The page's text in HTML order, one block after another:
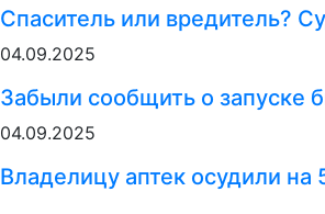
Спаситель или вредитель?
04.09.2025
Забыли сообщить о запуске
04.09.2025
Владелицу аптек осудили на